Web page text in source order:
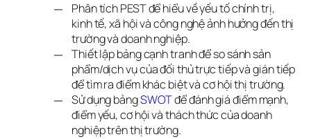
Phân tích PEST để hiểu về yếu tố chính trị,
kinh tế, xã hội và công nghệ ảnh hưởng đến thị
trường và doanh nghiệp.
Thiết lập bảng cạnh tranh để so sánh sản
phẩm/dịch vụ của đối thủ trực tiếp và gián tiếp
để tìm ra điểm khác biệt và cơ hội thị trường.
Sử dụng bảngSWOTđể đánh giá điểm mạnh,
điểm yếu, cơ hội và thách thức của doanh
nghiệp trên thị trường.